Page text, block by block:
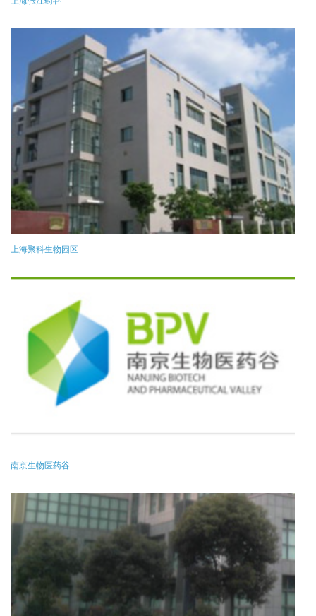
上海聚科生物园区
南京生物医药谷